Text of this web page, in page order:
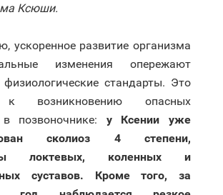
Ксюши.
ускоренное развитие организма
изменения опережают
физиологические стандарты. Это
к возникновению опасных
позвоночнике: у Ксении уже
сколиоз 4 степени,
локтевых, коленных и
суставов. Кроме того, за